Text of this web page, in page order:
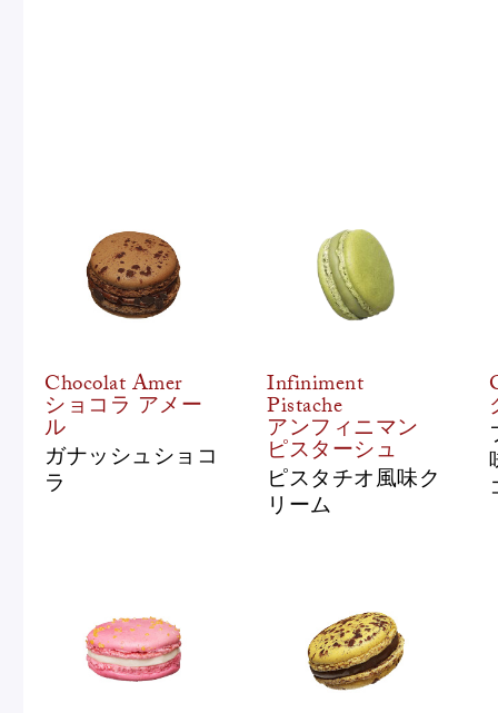
Chocolat Amer
ショコラ アメー
ル
ガナッシュショコ
ラ
Infiniment
Pistache
アンフィニマン
ピスターシュ
ピスタチオ風味ク
リーム